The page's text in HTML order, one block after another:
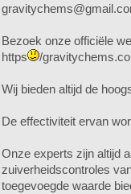
Bezoek onze officiële
https
/
Wij bieden altijd de
De effectiviteit ervan
Onze experts zijn altijd
zuiverheidscontroles
toegevoegde waarde